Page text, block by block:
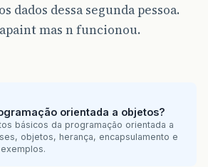
dados dessa segunda pessoa.
mas n funcionou.
orientada a objetos?
básicos da programação orientada a
objetos, herança, encapsulamento e